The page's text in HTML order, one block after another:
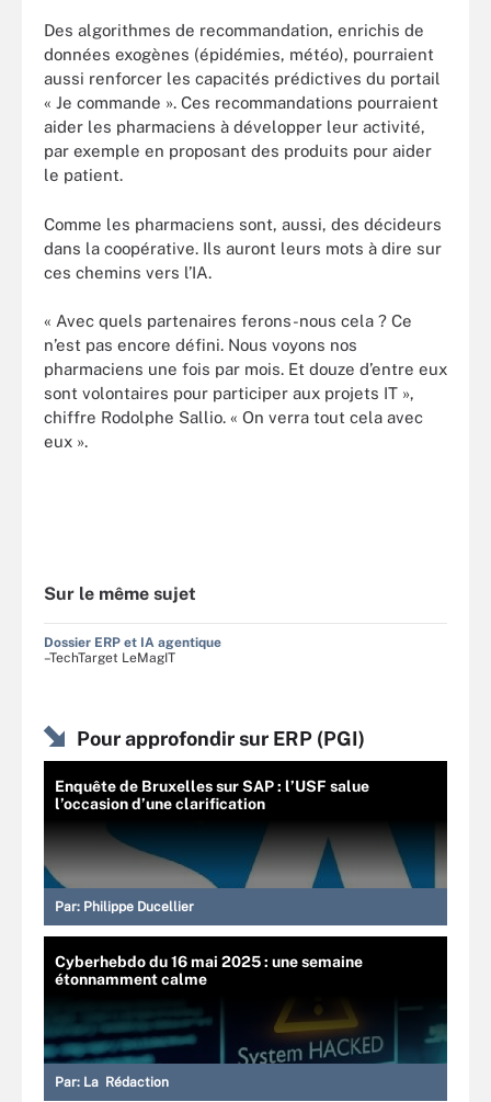
Des algorithmes de recommandation, enrichis de
données exogènes (épidémies, météo), pourraient
aussi renforcer les capacités prédictives du portail
« Je commande ». Ces recommandations pourraient
aider les pharmaciens à développer leur activité,
par exemple en proposant des produits pour aider
le patient.
Comme les pharmaciens sont, aussi, des décideurs
dans la coopérative. Ils auront leurs mots à dire sur
ces chemins vers l’IA.
« Avec quels partenaires ferons-nous cela ? Ce
n’est pas encore défini. Nous voyons nos
pharmaciens une fois par mois. Et douze d’entre eux
sont volontaires pour participer aux projets IT »,
chiffre Rodolphe Sallio. « On verra tout cela avec
eux ».
Sur le même sujet
Dossier ERP et IA agentique
–TechTarget LeMagIT
Pour approfondir sur ERP (PGI)
Enquête de Bruxelles sur SAP : l’USF salue
l’occasion d’une clarification
Par: Philippe Ducellier
Cyberhebdo du 16 mai 2025 : une semaine
étonnamment calme
Par: La Rédaction